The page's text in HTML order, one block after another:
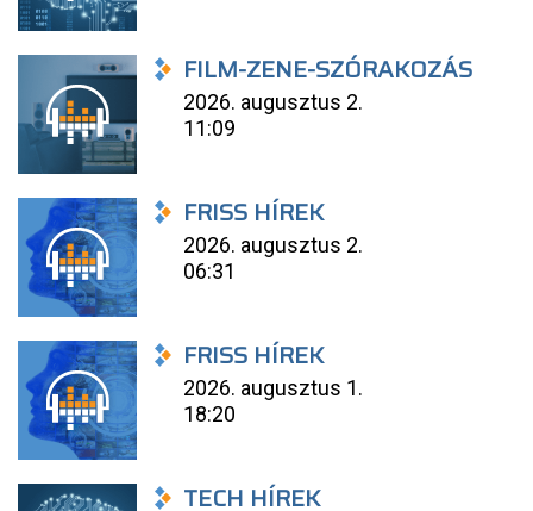
FILM-ZENE-SZÓRAKOZÁS
2026. augusztus 2.
11:09
FRISS HÍREK
2026. augusztus 2.
06:31
FRISS HÍREK
2026. augusztus 1.
18:20
TECH HÍREK